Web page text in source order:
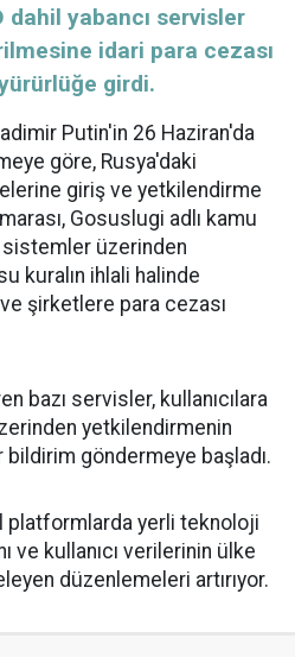
dahil yabancı servisler
idari para cezası
girdi.
Putin'in 26 Haziran'da
göre, Rusya'daki
giriş ve yetkilendirme
Gosuslugi adlı kamu
sistemler üzerinden
kuralın ihlali halinde
şirketlere para cezası
bazı servisler, kullanıcılara
yetkilendirmenin
bildirim göndermeye başladı.
platformlarda yerli teknoloji
ve kullanıcı verilerinin ülke
düzenlemeleri artırıyor.